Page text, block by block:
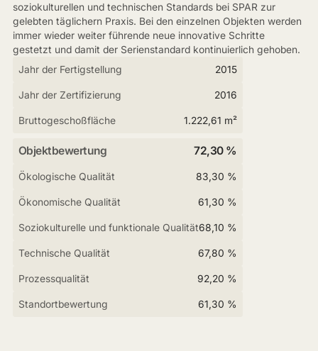
soziokulturellen und technischen Standards bei SPAR zur
gelebten täglichern Praxis. Bei den einzelnen Objekten werden
immer wieder weiter führende neue innovative Schritte
gestetzt und damit der Serienstandard kontinuierlich gehoben.
Jahr der Fertigstellung
2015
Jahr der Zertifizierung 2016
Bruttogeschoßfläche 1.222,61 m²
Objektbewertung 72,30 %
Ökologische Qualität 83,30 %
Ökonomische Qualität 61,30 %
Soziokulturelle und funktionale Qualität68,10 %
Technische Qualität 67,80 %
Prozessqualität 92,20 %
Standortbewertung 61,30 %